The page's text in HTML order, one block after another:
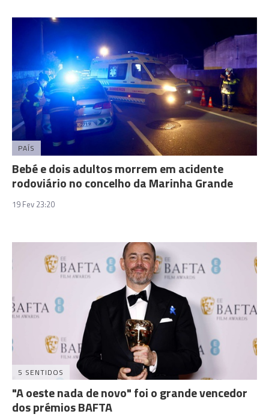
PAÍS
Bebé e dois adultos morrem em acidente
rodoviário no concelho da Marinha Grande
19 Fev 23:20
5 SENTIDOS
"A oeste nada de novo" foi o grande vencedor
dos prémios BAFTA